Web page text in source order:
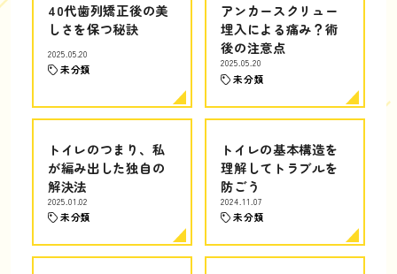
40代歯列矯正後の美
しさを保つ秘訣
2025.05.20
未分類
アンカースクリュー
埋入による痛み？術
後の注意点
2025.05.20
未分類
トイレのつまり、私
が編み出した独自の
解決法
2025.01.02
未分類
トイレの基本構造を
理解してトラブルを
防ごう
2024.11.07
未分類